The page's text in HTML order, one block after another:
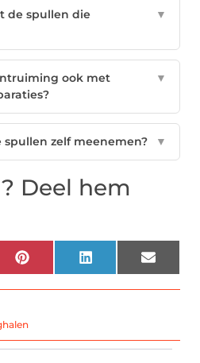
de spullen die
▼
ook met
▼
spullen zelf meenemen? ▼
Deel hem
Pinterest LinkedIn Email